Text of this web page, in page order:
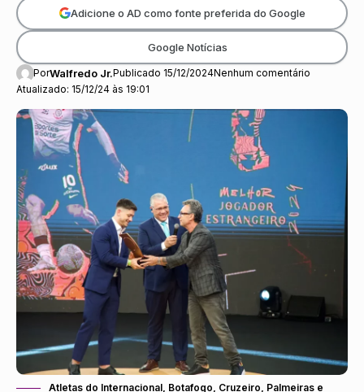
Atualizado: 15/12/24 às 19:01
PorWalfredo Jr.Publicado 15/12/2024Nenhum comentário
Adicione o AD como fonte preferida do Google
Google Notícias
Atletas do Internacional, Botafogo, Cruzeiro, Palmeiras e